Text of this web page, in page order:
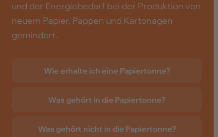
und der Energiebedarf bei der Produktion von
neuem Papier, Pappen und Kartonagen
gemindert.
Wie erhalte ich eine Papiertonne?
Was gehört in die Papiertonne?
Was gehört nicht in die Papiertonne?